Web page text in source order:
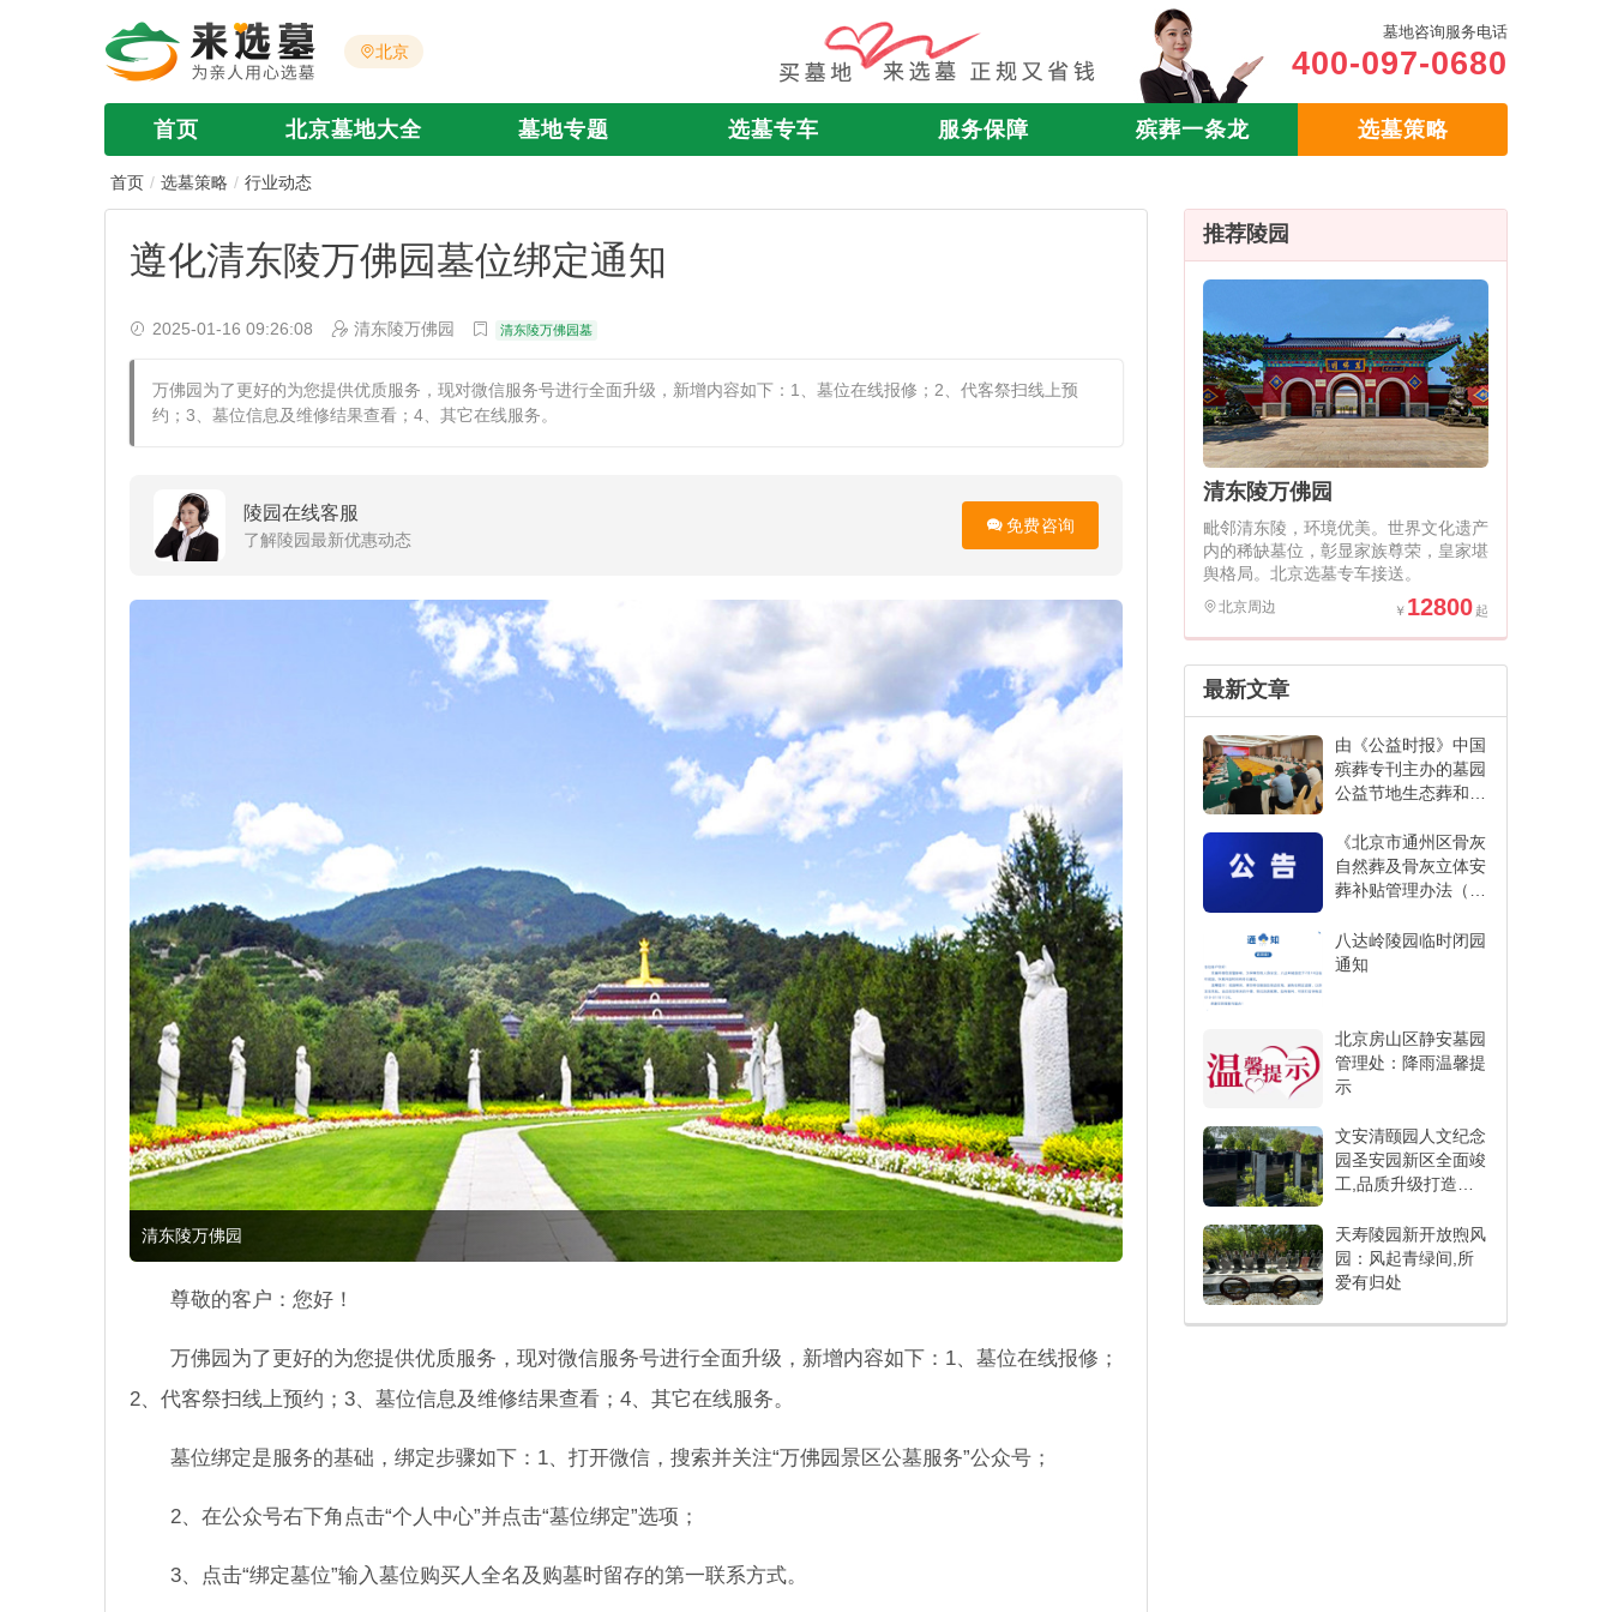
北京
墓地咨询服务电话
400-097-0680
首页 北京墓地大全 墓地专题 选墓专车 服务保障 殡葬一条龙 选墓策略
首页 选墓策略 行业动态
遵化清东陵万佛园墓位绑定通知
2025-01-16 09:26:08 清东陵万佛园 清东陵万佛园墓
万佛园为了更好的为您提供优质服务，现对微信服务号进行全面升级，新增内容如下：1、墓位在线报修；2、代客祭扫线上预
约；3、墓位信息及维修结果查看；4、其它在线服务。
陵园在线客服
了解陵园最新优惠动态
免费咨询
清东陵万佛园
尊敬的客户：您好！
万佛园为了更好的为您提供优质服务，现对微信服务号进行全面升级，新增内容如下：1、墓位在线报修；
2、代客祭扫线上预约；3、墓位信息及维修结果查看；4、其它在线服务。
墓位绑定是服务的基础，绑定步骤如下：1、打开微信，搜索并关注“万佛园景区公墓服务”公众号；
2、在公众号右下角点击“个人中心”并点击“墓位绑定”选项；
3、点击“绑定墓位”输入墓位购买人全名及购墓时留存的第一联系方式。
推荐陵园
清东陵万佛园
毗邻清东陵，环境优美。世界文化遗产
内的稀缺墓位，彰显家族尊荣，皇家堪
舆格局。北京选墓专车接送。
北京周边 12800
最新文章
由《公益时报》中国
殡葬专刊主办的墓园
公益节地生态葬和创
在江苏省宜兴市举办
《北京市通州区骨灰
自然葬及骨灰立体安
葬补贴管理办法（征
八达岭陵园临时闭园
通知
北京房山区静安墓园
管理处：降雨温馨提
示
文安清颐园人文纪念
园圣安园新区全面竣
工,品质升级打造人
天寿陵园新开放煦风
园：风起青绿间,所
爱有归处